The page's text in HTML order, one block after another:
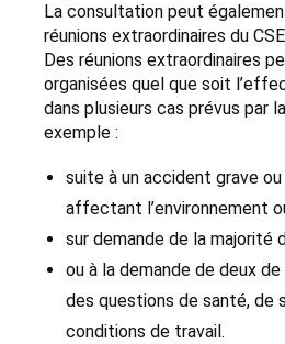
La consultation peut
réunions extraordinaires du
Des réunions extraordinaires
organisées quel que soit
dans plusieurs cas prévus par
exemple :
suite à un accident grave
affectant l’environnement
sur demande de la majorité
ou à la demande de deux
des questions de santé, de
conditions de travail.